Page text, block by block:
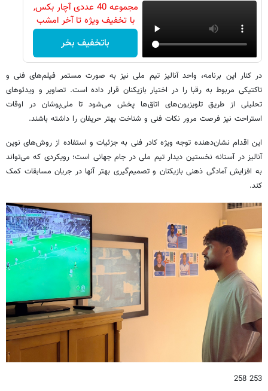
مجموعه 40 عددی آچار بکس,
با تخفیف ویژه تا آخر امشب
باتخفیف بخر
در کنار این برنامه، واحد آنالیز تیم ملی نیز به صورت مستمر فیلم‌های فنی و
تاکتیکی مربوط به رقبا را در اختیار بازیکنان قرار داده است. تصاویر و ویدئوهای
تحلیلی از طریق تلویزیون‌های اتاق‌ها پخش می‌شود تا ملی‌پوشان در اوقات
استراحت نیز فرصت مرور نکات فنی و شناخت بهتر حریفان را داشته باشند.
این اقدام نشان‌دهنده توجه ویژه کادر فنی به جزئیات و استفاده از روش‌های نوین
آنالیز در آستانه نخستین دیدار تیم ملی در جام جهانی است؛ رویکردی که می‌تواند
به افزایش آمادگی ذهنی بازیکنان و تصمیم‌گیری بهتر آنها در جریان مسابقات کمک
کند.
253 258